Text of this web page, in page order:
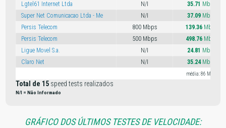
Lgtel61 Internet Ltda
N/I 35.71 Mbps
Super Net Comunicacao Ltda - Me
N/I 37.09 Mbps
Persis Telecom
800 Mbps 139.36 Mbps
Persis Telecom
500 Mbps 498.76 Mbps
Ligue Movel S.a.
N/I 24.81 Mbps
Claro Net
N/I 35.24Mbps
média: 86 Mbps
Total de 15 speed tests realizados
N/I = Não Informado
GRÁFICO DOS ÚLTIMOS TESTES DE VELOCIDADE: